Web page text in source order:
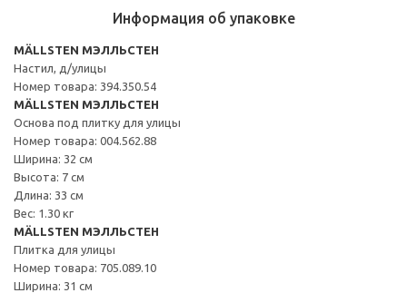
Информация об упаковке
MÄLLSTEN МЭЛЛЬСТЕН
Настил, д/улицы
Номер товара: 394.350.54
MÄLLSTEN МЭЛЛЬСТЕН
Основа под плитку для улицы
Номер товара: 004.562.88
Ширина: 32 см
Высота: 7 см
Длина: 33 см
Вес: 1.30 кг
MÄLLSTEN МЭЛЛЬСТЕН
Плитка для улицы
Номер товара: 705.089.10
Ширина: 31 см